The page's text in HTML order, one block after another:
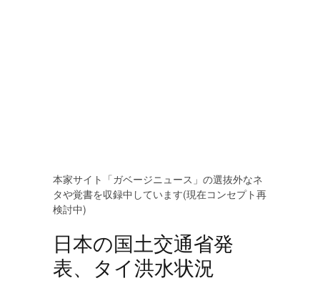
本家サイト「ガベージニュース」の選抜外なネ
タや覚書を収録中しています(現在コンセプト再
検討中)
日本の国土交通省発
表、タイ洪水状況